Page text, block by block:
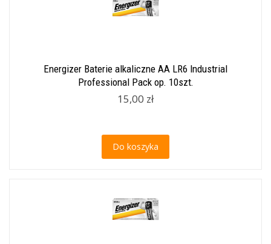
Energizer Baterie alkaliczne AA LR6 Industrial
Professional Pack op. 10szt.
15,00 zł
Do koszyka